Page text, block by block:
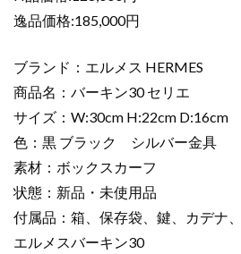
ス
カ
フ
シ
ル
バ
ー
金
具
2517807
バ
逸品価格:185,000円
ブランド：エルメス HERMES
商品名：バーキン30 セリエ
サイズ：W:30cm H:22cm D:16cm
色：黒 ブラック シルバー金具
素材：ボックスカーフ
状態：新品・未使用品
付属品：箱、保存袋、鍵、カデナ
エルメスバーキン30